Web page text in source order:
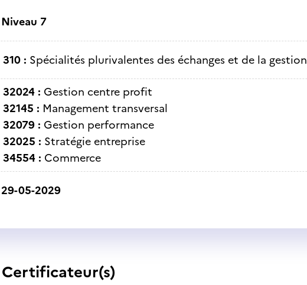
Niveau 7
310 : Spécialités plurivalentes des échanges et de la gestion
32024 : Gestion centre profit
32145 : Management transversal
32079 : Gestion performance
32025 : Stratégie entreprise
34554 : Commerce
29-05-2029
Certificateur(s)